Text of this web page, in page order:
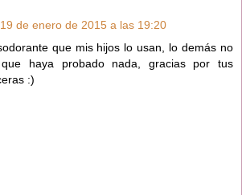
19 de enero de 2015 a las 19:20
que mis hijos lo usan, lo demás no
haya probado nada, gracias por tus
:)